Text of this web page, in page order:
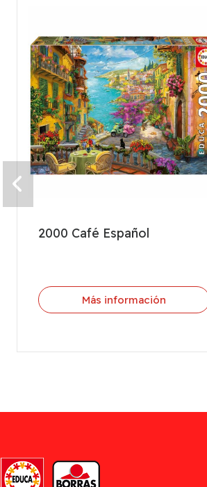
2000 Café Español
Más información